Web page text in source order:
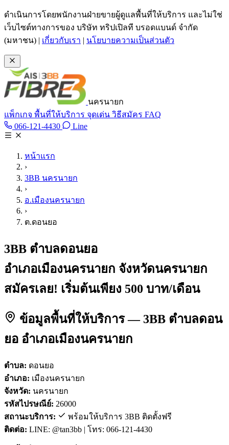
ข้ามไปเนื้อหาหลัก
ดำเนินการโดยพนักงานฝ่ายขายผู้ดูแลพื้นที่ให้บริการ และไม่ใช่
เว็บไซต์ทางการของ บริษัท ทริปเปิลที บรอดแบนด์ จำกัด
(มหาชน) | เกี่ยวกับเรา | นโยบายความเป็นส่วนตัว
นครนายก
แพ็กเกจ พื้นที่ให้บริการ จุดเด่น วิธีสมัคร FAQ
066-121-4430 โทร 066-121-4430
LineLine @tan3bb
หน้าแรก
›
3BB นครนายก
›
อ.เมืองนครนายก
›
ต.ดอนยอ
3BB ตำบลดอนยอ
อำเภอเมืองนครนายก จังหวัดนครนายก
สมัครเลย! เริ่มต้นเพียง 500 บาท/เดือน
ข้อมูลพื้นที่ให้บริการ — 3BB ตำบลดอน
ยอ อำเภอเมืองนครนายก
ตำบล: ดอนยอ
อำเภอ: เมืองนครนายก
จังหวัด: นครนายก
รหัสไปรษณีย์: 26000
สถานะบริการ:
พร้อมให้บริการ 3BB ติดตั้งฟรี
ติดต่อ: LINE: @tan3bb | โทร: 066-121-4430